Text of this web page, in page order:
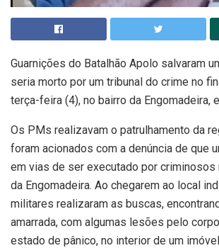
Guarnições do Batalhão Apolo salvaram
seria morto por um tribunal do crime no
terça-feira (4), no bairro da Engomadeira,
Os PMs realizavam o patrulhamento da
foram acionados com a denúncia de que
em vias de ser executado por criminosos
da Engomadeira. Ao chegarem ao local
militares realizaram as buscas,
amarrada, com algumas lesões pelo
estado de pânico, no interior de um